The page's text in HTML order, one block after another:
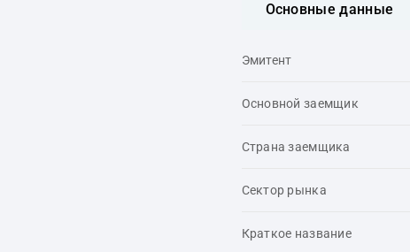
Основные данные
Эмитент
Основной заемщик
Страна заемщика
Сектор рынка
Краткое название